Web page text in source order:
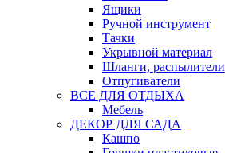
Ящики
Ручной инструмент
Тачки
Укрывной материал
Шланги, распылители
Отпугиватели
ВСЕ ДЛЯ ОТДЫХА
Мебель
ДЕКОР ДЛЯ САДА
Кашпо